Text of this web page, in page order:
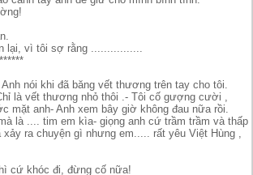
lại, vì tôi sợ rằng ................
nói khi đã băng vết thương trên tay cho tôi.
là vết thương nhỏ thôi .- Tôi cố gượng cười ,
mặt anh- Anh xem bây giờ không đau nữa rồi.
là .... tim em kìa- giọng anh cứ trầm trầm và thấp
xảy ra chuyện gì nhưng em..... rất yêu Việt Hùng ,
cứ khóc đi, đừng cố nữa!